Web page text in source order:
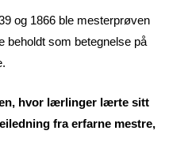
og 1866 ble mesterprøven
beholdt som betegnelse på
hvor lærlinger lærte sitt
fra erfarne mestre,